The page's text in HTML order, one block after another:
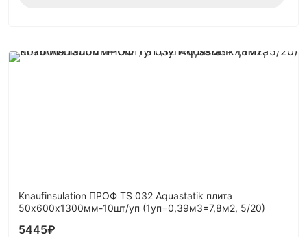
Knaufinsulation ПРОФ TS 032 Aquastatik плита
50х600х1300мм-10шт/уп (1уп=0,39м3=7,8м2, 5/20)
5445₽